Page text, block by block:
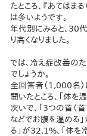
たところ、『あてはま
は多いようです。
年代別にみると、30
り高くなりました。
では、冷え症改善の
でしょうか。
全回答者（1,000名）
聞いたところ、「体を
次いで、「3つの首（
などでお腹を温める
る」が32.1%、「体を